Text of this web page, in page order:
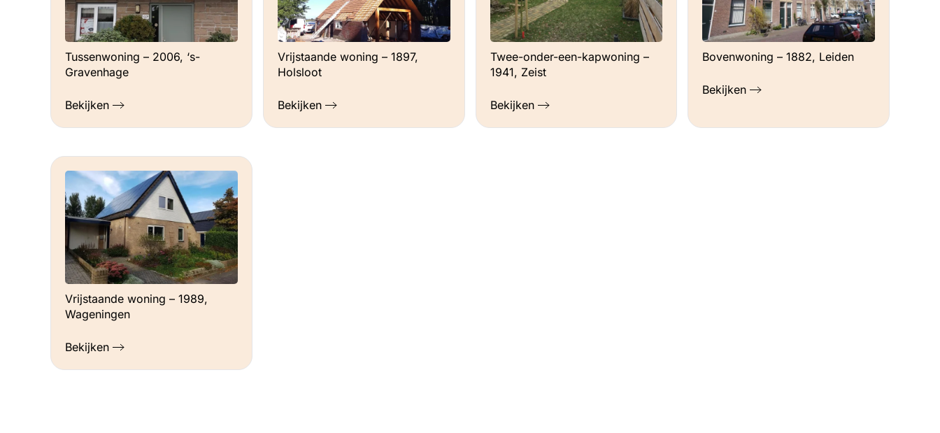
Tussenwoning – 2006, ‘s-
Gravenhage
Bekijken
Vrijstaande woning – 1897,
Holsloot
Bekijken
Twee-onder-een-kapwoning –
1941, Zeist
Bekijken
Bovenwoning – 1882, Leiden
Bekijken
Vrijstaande woning – 1989,
Wageningen
Bekijken